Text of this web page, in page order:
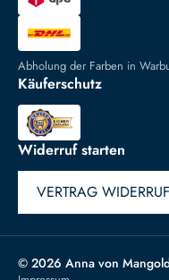
Abholung der Farben in
Käuferschutz
Widerruf starten
VERTRAG
© 2026 Anna von